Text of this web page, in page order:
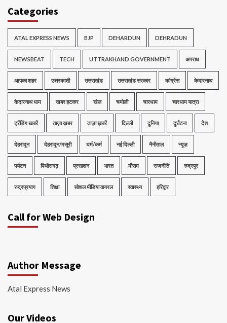
Categories
ATAL EXPRESS NEWS BJP DEHARDUN DEHRADUN
NEWSBEAT TECH UTTRAKHAND GOVERNMENT अपराध
आपका शहर उत्तरकाशी उत्तराखंड उत्तराखंड सरकार कांग्रेस केदारनाथ
केदारनाथ धाम खबर हटकर खेल चमोली चारधाम चारधाम यात्रा
ट्रेंडिंग खबरें ताज़ा ख़बर ताज़ा ख़बरें दिल्ली दुनिया दुर्घटना देश
देहरादून देहरादून/मसूरी धर्म/कर्म नई दिल्ली नैनीताल न्यूज़
पर्यटन पिथौरागढ़ प्रसाशन भारत मौसम राजनीति रुद्रपुर
रुद्रप्रयाग शिक्षा सोशल मीडिया वायरल स्वास्थ्य हरिद्वार
Call for Web Design
Author Message
Atal Express News
Our Videos